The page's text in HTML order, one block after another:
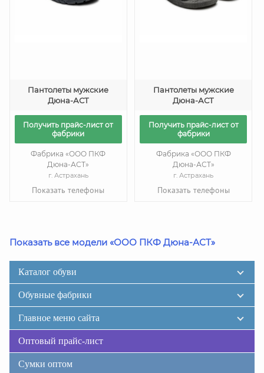
Пантолеты мужские
Дюна-АСТ
Получить прайс-лист от
фабрики
Фабрика «ООО ПКФ
Дюна-АСТ»
г. Астрахань
Показать телефоны
Пантолеты мужские
Дюна-АСТ
Получить прайс-лист от
фабрики
Фабрика «ООО ПКФ
Дюна-АСТ»
г. Астрахань
Показать телефоны
Показать все модели «ООО ПКФ Дюна-АСТ»
Каталог обуви
Обувные фабрики
Главное меню сайта
Оптовый прайс-лист
Сумки оптом